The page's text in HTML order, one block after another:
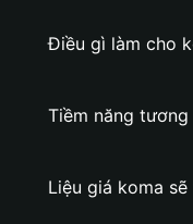
Điều gì làm cho
Tiềm năng
Liệu giá koma sẽ